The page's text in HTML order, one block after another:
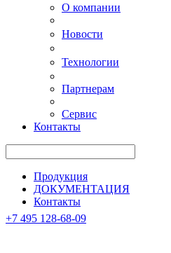
О компании
Новости
Технологии
Партнерам
Сервис
Контакты
Продукция
ДОКУМЕНТАЦИЯ
Контакты
+7 495 128-68-09